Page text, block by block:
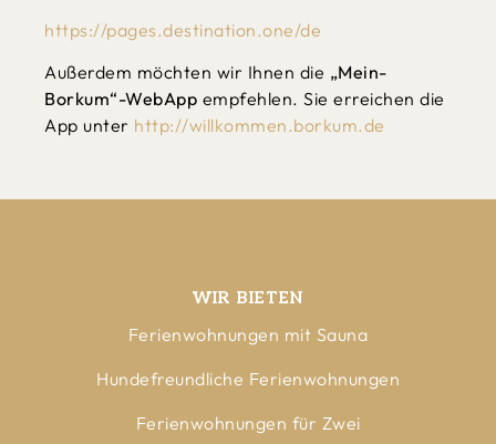
https://pages.destination.one/de
Außerdem möchten wir Ihnen die „Mein-
Borkum“-WebApp empfehlen. Sie erreichen die
App unter http://willkommen.borkum.de
WIR BIETEN
Ferienwohnungen mit Sauna
Hundefreundliche Ferienwohnungen
Ferienwohnungen für Zwei